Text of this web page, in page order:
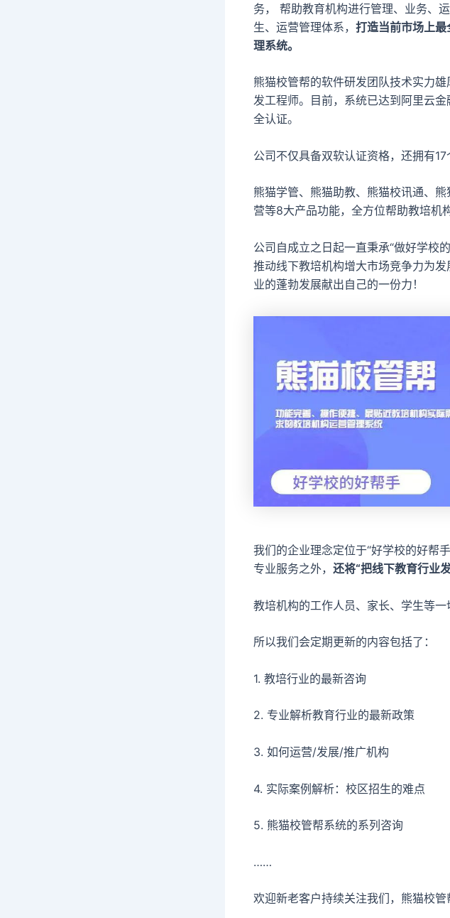
务， 帮助教育机构进行管理、业务、
生、运营管理体系， 打造当前市场上
理系统。
熊猫校管帮的软件研发团队技术实力
发工程师。目前，系统已达到阿里云
全认证。
公司不仅具备双软认证资格，还拥有
熊猫学管、熊猫助教、熊猫校讯通、
营等8大产品功能，全方位帮助教培机
公司自成立之日起一直秉承“做好学校
推动线下教培机构增大市场竞争力为
业的蓬勃发展献出自己的一份力！
我们的企业理念定位于“好学校的好帮
专业服务之外， 还将“把线下教育行业
教培机构的工作人员、家长、学生等一
所以我们会定期更新的内容包括了：
1. 教培行业的最新咨询
2. 专业解析教育行业的最新政策
3. 如何运营/发展/推广机构
4. 实际案例解析：校区招生的难点
5. 熊猫校管帮系统的系列咨询
……
欢迎新老客户持续关注我们，熊猫校管